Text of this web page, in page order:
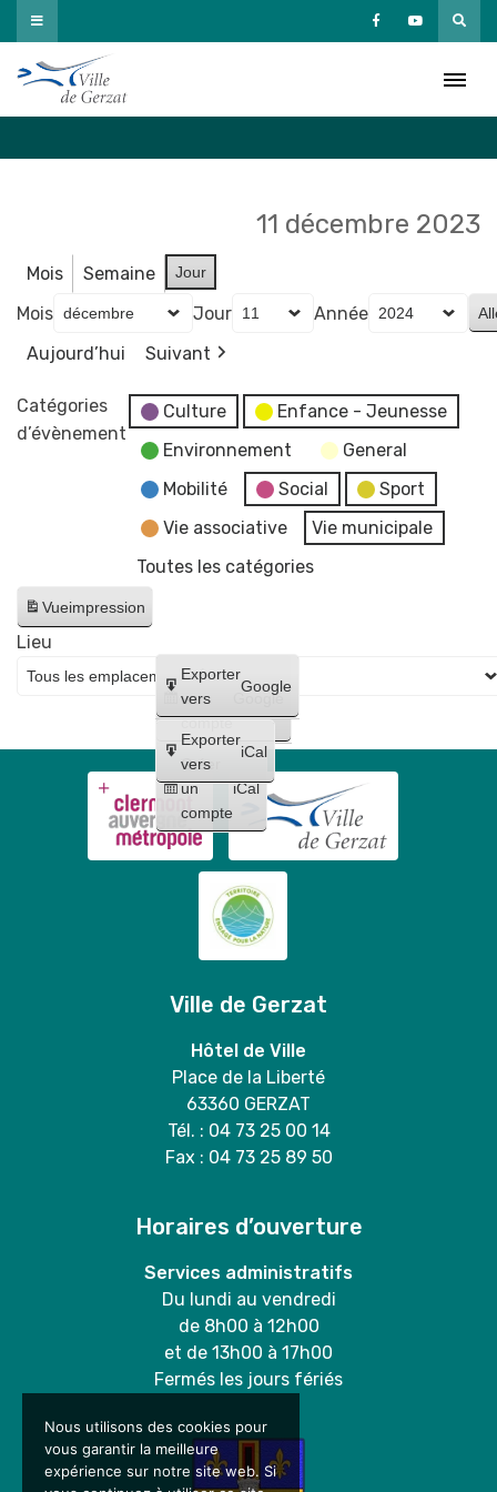
Passer
au
contenu
11 décembre 2023
Mois Semaine Jour
Mois Jour
Année
Aujourd’hui
Suivant
Catégories
d’évènement
Culture
Enfance - Jeunesse
Environnement
General
Mobilité
Social
Sport
Vie associative
Vie municipale
Toutes les catégories
Vueimpression
Créer
un
compte
Google
Créer
un
compte
iCal
Exporter
vers
Google
Exporter
vers
iCal
Lieu
Ville de Gerzat
Hôtel de Ville
Place de la Liberté
63360 GERZAT
Tél. : 04 73 25 00 14
Fax : 04 73 25 89 50
Horaires d’ouverture
Services administratifs
Du lundi au vendredi
de 8h00 à 12h00
et de 13h00 à 17h00
Fermés les jours fériés
Nous utilisons des cookies pour
vous garantir la meilleure
expérience sur notre site web. Si